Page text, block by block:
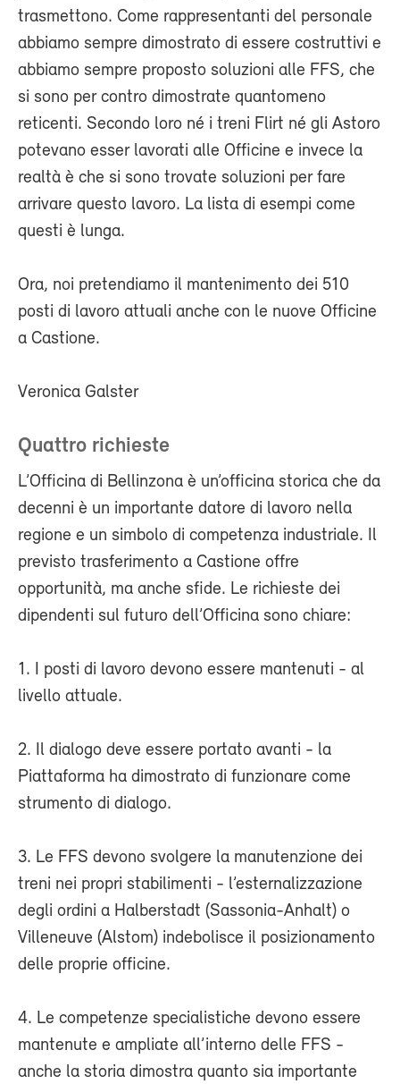
trasmettono. Come rappresentanti del personale
abbiamo sempre dimostrato di essere costruttivi e
abbiamo sempre proposto soluzioni alle FFS, che
si sono per contro dimostrate quantomeno
reticenti. Secondo loro né i treni Flirt né gli Astoro
potevano esser lavorati alle Officine e invece la
realtà è che si sono trovate soluzioni per fare
arrivare questo lavoro. La lista di esempi come
questi è lunga.
Ora, noi pretendiamo il mantenimento dei 510
posti di lavoro attuali anche con le nuove Officine
a Castione.
Veronica Galster
Quattro richieste
L’Officina di Bellinzona è un’officina storica che da
decenni è un importante datore di lavoro nella
regione e un simbolo di competenza industriale. Il
previsto trasferimento a Castione offre
opportunità, ma anche sfide. Le richieste dei
dipendenti sul futuro dell’Officina sono chiare:
1. I posti di lavoro devono essere mantenuti - al
livello attuale.
2. Il dialogo deve essere portato avanti - la
Piattaforma ha dimostrato di funzionare come
strumento di dialogo.
3. Le FFS devono svolgere la manutenzione dei
treni nei propri stabilimenti - l’esternalizzazione
degli ordini a Halberstadt (Sassonia-Anhalt) o
Villeneuve (Alstom) indebolisce il posizionamento
delle proprie officine.
4. Le competenze specialistiche devono essere
mantenute e ampliate all’interno delle FFS -
anche la storia dimostra quanto sia importante